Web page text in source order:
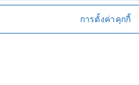
การตั้งค่าคุกกี้